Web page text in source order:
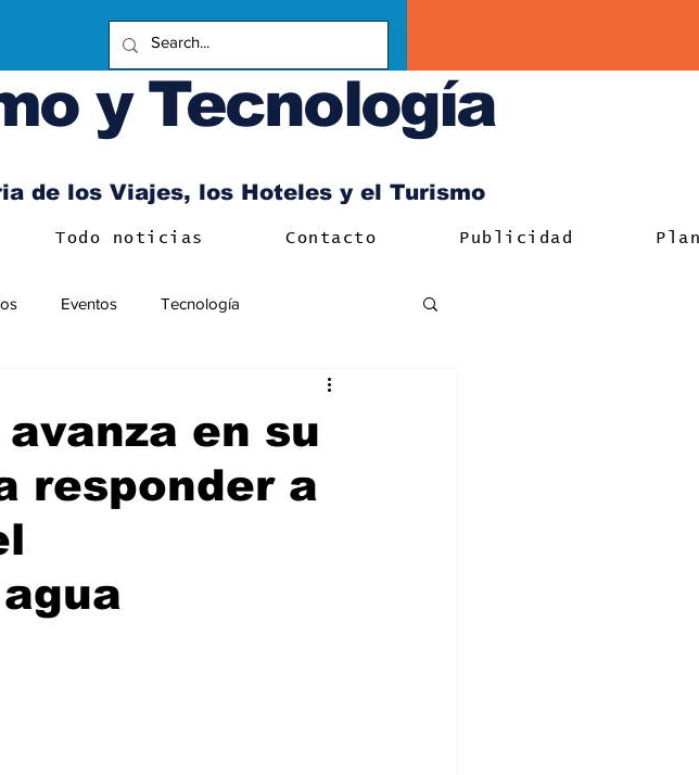
y Tecnología
de los Viajes, los Hoteles y el Turismo
Todo noticias Contacto Publicidad
Eventos Tecnología
en su
responder a